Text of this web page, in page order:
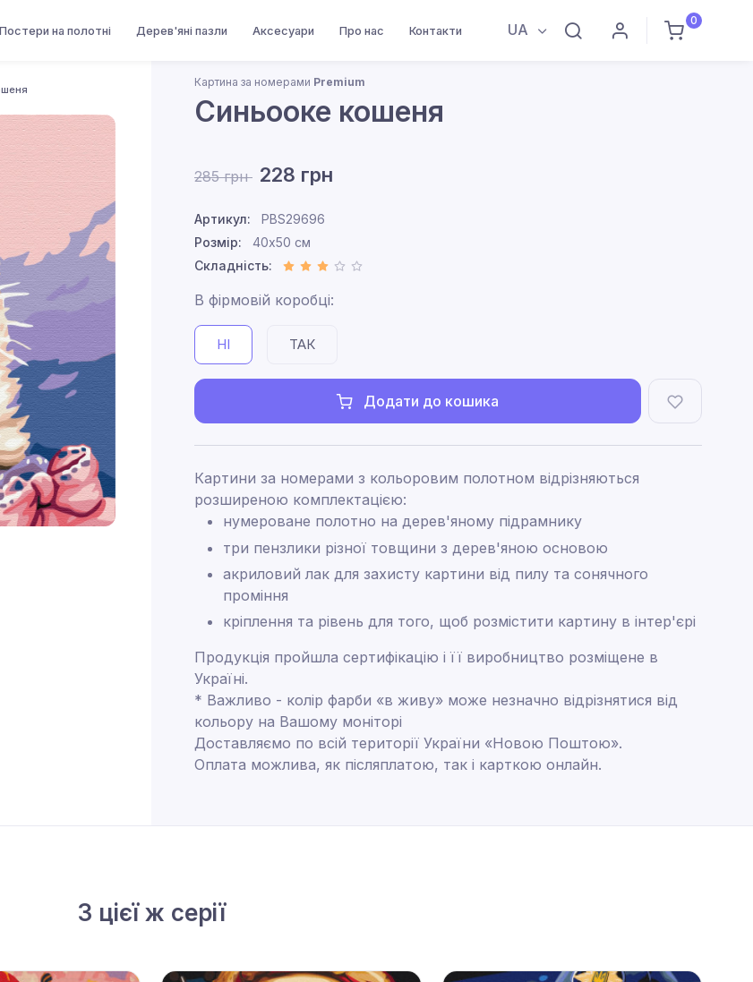
UA
0
Постери на полотні Дерев'яні пазли Аксесуари Про нас Контакти
Картина за номерами Premium
Синьооке кошеня
285 грн 228 грн
Артикул:
PBS29696
Розмір:
40x50 см
Складність:
В фірмовій коробці:
НІ ТАК
Додати до кошика
Картини за номерами з кольоровим полотном відрізняються
розширеною комплектацією:
нумероване полотно на дерев'яному підрамнику
три пензлики різної товщини з дерев'яною основою
акриловий лак для захисту картини від пилу та сонячного
проміння
кріплення та рівень для того, щоб розмістити картину в інтер'єрі
Продукція пройшла сертифікацію і її виробництво розміщене в
Україні.
* Важливо - колір фарби «в живу» може незначно відрізнятися від
кольору на Вашому моніторі
Доставляємо по всій території України «Новою Поштою».
Оплата можлива, як післяплатою, так і карткою онлайн.
З цієї ж серії